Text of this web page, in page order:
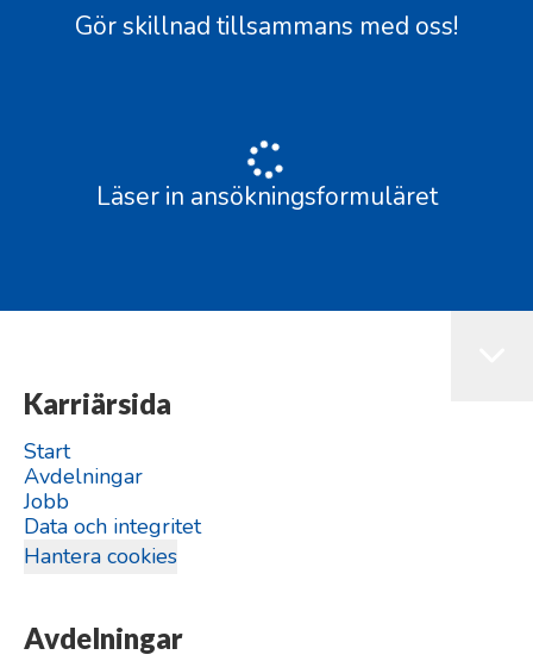
Gör skillnad tillsammans med oss!
Läser in ansökningsformuläret
Karriärsida
Start
Avdelningar
Jobb
Data och integritet
Hantera cookies
Avdelningar